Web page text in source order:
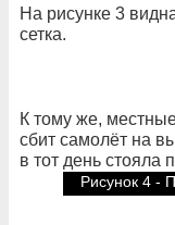
На рисунке 3
сетка.
К тому же,
сбит самолёт на
в тот день стояла
Рисунок 4 -